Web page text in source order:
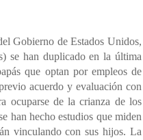
Gobierno de Estados Unidos,
se han duplicado en la última
que optan por empleos de
acuerdo y evaluación con
ocuparse de la crianza de los
han hecho estudios quemiden
vinculando con sus hijos. La